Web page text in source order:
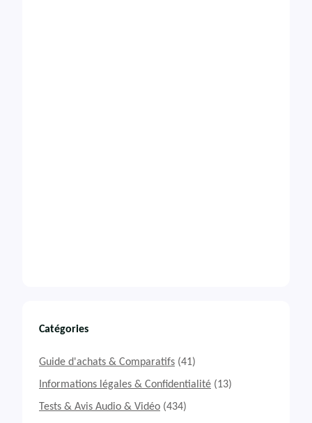
Catégories
Guide d'achats & Comparatifs (41)
Informations légales & Confidentialité (13)
Tests & Avis Audio & Vidéo (434)